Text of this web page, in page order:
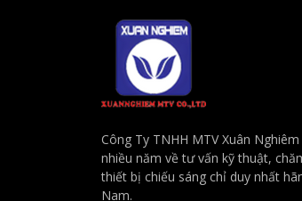
Công Ty TNHH MTV Xuân
nhiều năm về tư vấn kỹ thuật,
thiết bị chiếu sáng chỉ duy nhất
Nam.